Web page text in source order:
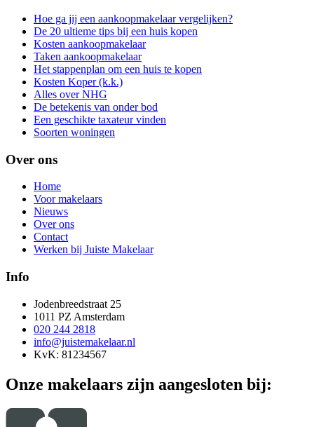
Hoe ga jij een aankoopmakelaar vergelijken?
De 20 ultieme tips bij een huis kopen
Kosten aankoopmakelaar
Taken aankoopmakelaar
Het stappenplan om een huis te kopen
Kosten Koper (k.k.)
Alles over NHG
De betekenis van onder bod
Een geschikte taxateur vinden
Soorten woningen
Over ons
Home
Voor makelaars
Nieuws
Over ons
Contact
Werken bij Juiste Makelaar
Info
Jodenbreedstraat 25
1011 PZ Amsterdam
020 244 2818
info@juistemakelaar.nl
KvK: 81234567
Onze makelaars zijn aangesloten bij: